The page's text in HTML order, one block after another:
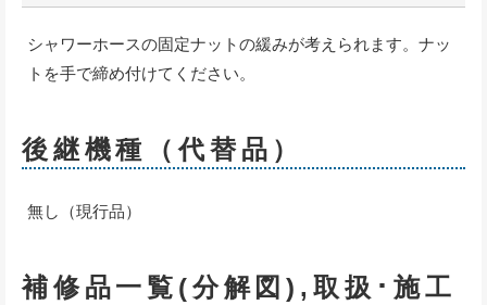
シャワーホースの固定ナットの緩みが考えられます。ナッ
トを手で締め付けてください。
後継機種（代替品）
無し（現行品）
補修品一覧(分解図),取扱･施工